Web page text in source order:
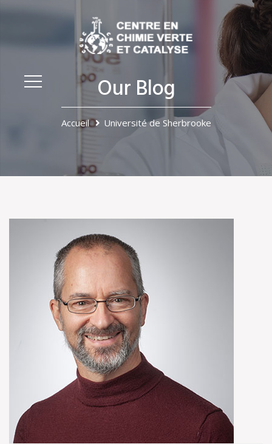
Our Blog
Accueil Université de Sherbrooke